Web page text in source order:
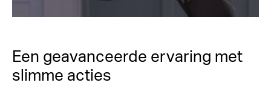
Een geavanceerde ervaring met
slimme acties